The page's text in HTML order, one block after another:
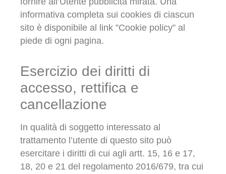
informativa completa sui cookies di ciascun
sito è disponibile al link ”Cookie policy” al
piede di ogni pagina.
Esercizio dei diritti di
accesso, rettifica e
cancellazione
In qualità di soggetto interessato al
trattamento l’utente di questo sito può
esercitare i diritti di cui agli artt. 15, 16 e 17,
18, 20 e 21 del regolamento 2016/679, tra cui